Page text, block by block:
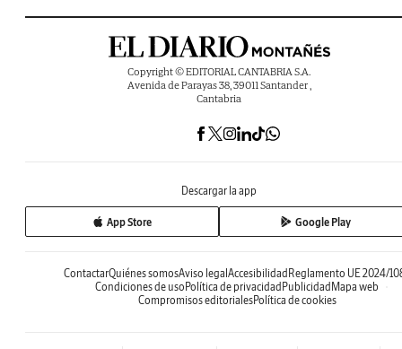
Copyright © EDITORIAL CANTABRIA S.A.
Avenida de Parayas 38, 39011 Santander ,
Cantabria
Descargar la app
App Store Google Play
ContactarQuiénes somosAviso legal Accesibilidad Reglamento UE 2024/
Condiciones de uso Política de privacidad Publicidad Mapa web
Compromisos editorialesPolítica de cookies